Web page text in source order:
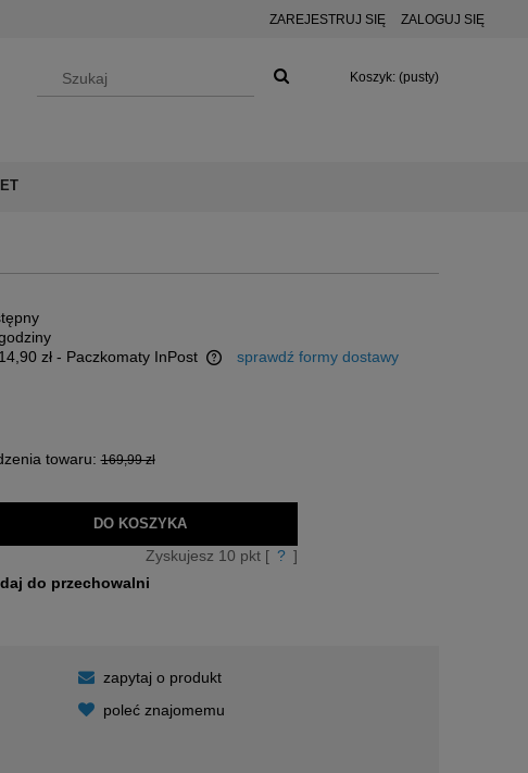
ZAREJESTRUJ SIĘ ZALOGUJ SIĘ
Koszyk: (pusty)
zł - Paczkomaty InPost
ewentualnych kosztów
sprawdź formy dostawy
towaru:169,99 zł
DO KOSZYKA
Zyskujesz 10 pkt [ ? ]
do przechowalni
zapytaj o produkt
poleć znajomemu